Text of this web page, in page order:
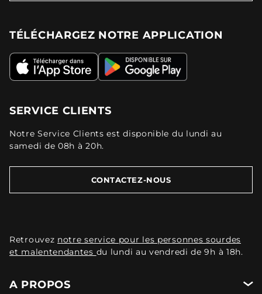
TÉLÉCHARGEZ NOTRE APPLICATION
SERVICE CLIENTS
Notre Service Clients est disponible du lundi au
samedi de 08h à 20h.
CONTACTEZ-NOUS
Retrouvez notre service pour les personnes sourdes
et malentendantes du lundi au vendredi de 9h à 18h.
A PROPOS